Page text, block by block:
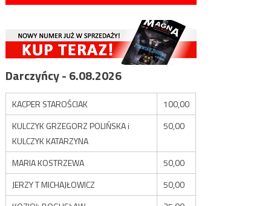
Darczyńcy - 6.08.2026
KACPER STAROŚCIAK
100,00
KULCZYK GRZEGORZ POLIŃSKA i
KULCZYK KATARZYNA
50,00
MARIA KOSTRZEWA
50,00
JERZY T MICHAJŁOWICZ
50,00